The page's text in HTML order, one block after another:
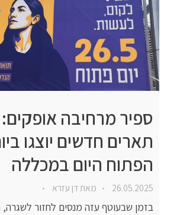
ספיר מרחיבה
תארים חדשים יוצגו
הפתוח היום במכללה
26.05.2025 מאתדן עזרא